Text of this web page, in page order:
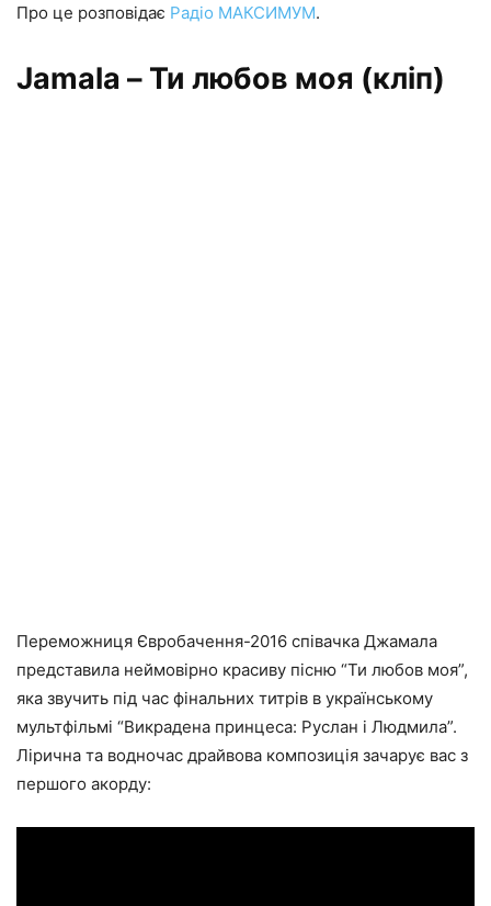
Про це розповідає Радіо МАКСИМУМ.
Jamala – Ти любов моя (кліп)
Переможниця Євробачення-2016 співачка Джамала
представила неймовірно красиву пісню “Ти любов моя”,
яка звучить під час фінальних титрів в українському
мультфільмі “Викрадена принцеса: Руслан і Людмила”.
Лірична та водночас драйвова композиція зачарує вас з
першого акорду: